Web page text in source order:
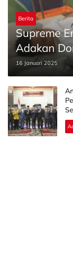
Berita
Supreme
Adakan
16 Januari 2025